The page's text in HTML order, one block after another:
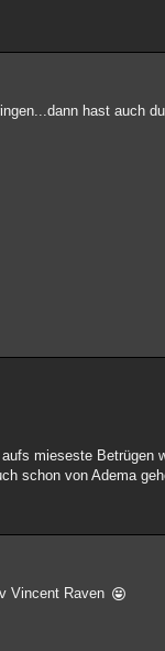
hast auch
mieseste Betrügen
schon von Adema
Vincent Raven